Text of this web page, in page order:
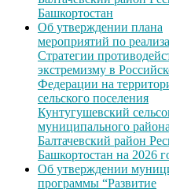
Башкортостан
Об утверждении плана
мероприятий по
Стратегии
экстремизму в
Федерации на
сельского поселения
Кунтугушевский
муниципального района
Балтачевский район
Башкортостан на 2026
Об утверждении
программы “Развитие